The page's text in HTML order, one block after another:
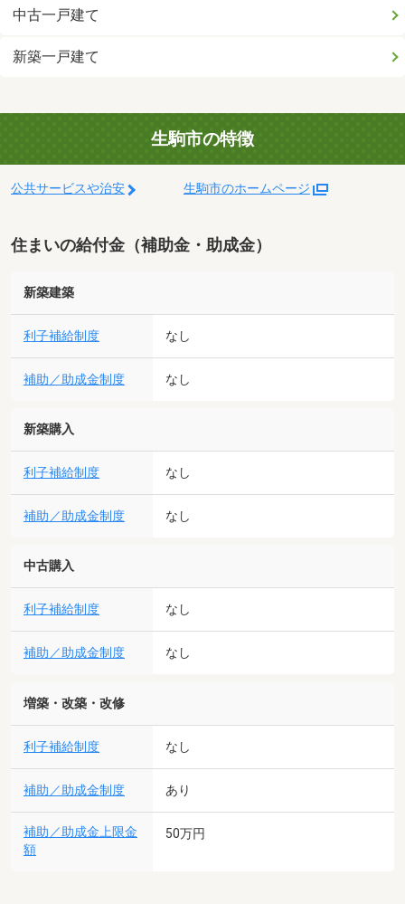
中古一戸建て
新築一戸建て
生駒市の特徴
公共サービスや治安 生駒市のホームページ
住まいの給付金（補助金・助成金）
新築建築
利子補給制度 なし
補助／助成金制度 なし
新築購入
利子補給制度 なし
補助／助成金制度 なし
中古購入
利子補給制度 なし
補助／助成金制度 なし
増築・改築・改修
利子補給制度 なし
補助／助成金制度 あり
補助／助成金上限金
額
50万円